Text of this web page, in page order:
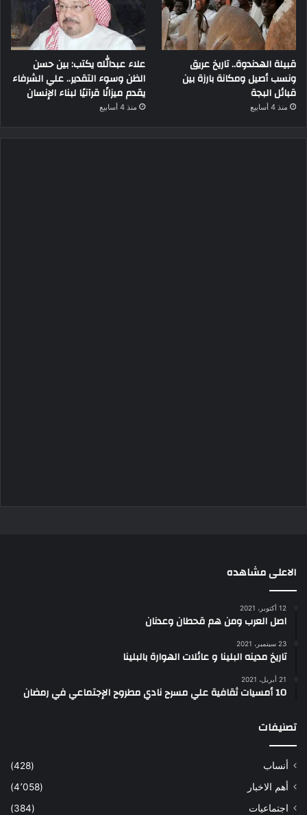
قبيلة الهدندوة.. تاريخ عريق
ونسب أصيل ومكانة بارزة بين
قبائل البجة
منذ 4 أسابيع
علاء عبدالله يكتب: بين حسن
الظن وسوء التقدير.. علي الشرفاء
يقدم ميزانًا قرآنيًا لبناء الإنسان
منذ 4 أسابيع
الاعلى مشاهده
12 أكتوبر، 2021
اصل العرب ومن هم قحطان وعدنان
23 سبتمبر، 2021
تاريخ مدينه البلينا و عائلات الهوارة بالبلينا
21 أبريل، 2021
10 أمسيات ثقافية علي مسرح نادي مطروح الإجتماعي في رمضان
تصنيفات
أنساب
(428)
أهم الاخبار
(4٬058)
اجتماعيات
(384)